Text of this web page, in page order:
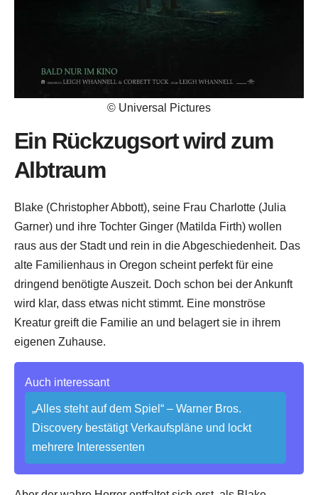
© Universal Pictures
Ein Rückzugsort wird zum
Albtraum
Blake (Christopher Abbott), seine Frau Charlotte (Julia
Garner) und ihre Tochter Ginger (Matilda Firth) wollen
raus aus der Stadt und rein in die Abgeschiedenheit. Das
alte Familienhaus in Oregon scheint perfekt für eine
dringend benötigte Auszeit. Doch schon bei der Ankunft
wird klar, dass etwas nicht stimmt. Eine monströse
Kreatur greift die Familie an und belagert sie in ihrem
eigenen Zuhause.
Auch interessant
„Alles steht auf dem Spiel“ – Warner Bros.
Discovery bestätigt Verkaufspläne und lockt
mehrere Interessenten